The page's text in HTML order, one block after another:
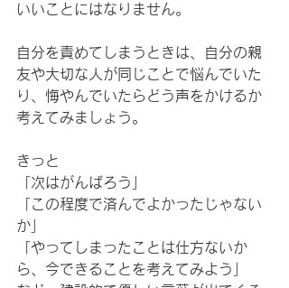
いいことにはなりません。
自分を責めてしまうときは、自分の親
友や大切な人が同じことで悩んでいた
り、悔やんでいたらどう声をかけるか
考えてみましょう。
きっと
「次はがんばろう」
「この程度で済んでよかったじゃない
か」
「やってしまったことは仕方ないか
ら、今できることを考えてみよう」